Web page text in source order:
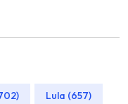
Lula (657)